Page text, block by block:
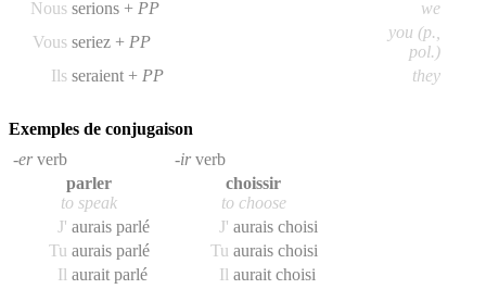
Nous serions + PP
we
Vous seriez + PP
you (p.,
pol.)
Ils seraient + PP they
Exemples de conjugaison
-erverb
parler
to speak
J' aurais parlé
Tu aurais parlé
Il aurait parlé
-irverb
choissir
to choose
J' aurais choisi
Tu aurais choisi
Il aurait choisi